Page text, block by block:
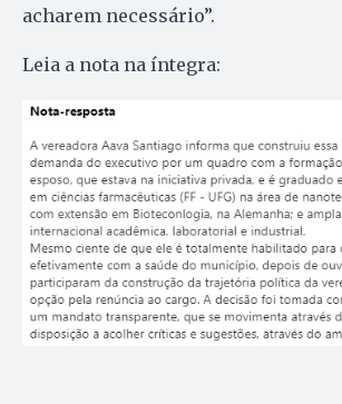
acharem necessário”.
Leia a nota na íntegra: